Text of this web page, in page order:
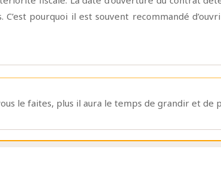
pourquoi il est souvent recommandé
le faites, plus il aura le temps de grandir et de